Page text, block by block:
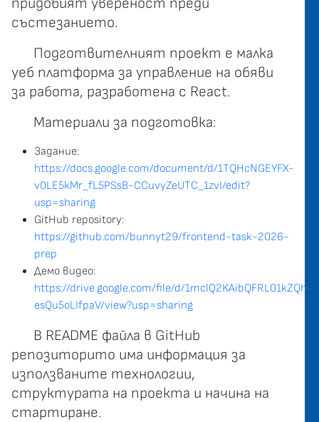
състезанието.
Подготвителният проект е малка
уеб платформа за управление на обяви
за работа, разработена с React.
Материали за подготовка:
Задание:
https://docs.google.com/document/d/1TQHcNGEYFX-
v0LE5kMr_fL5PSsB-CCuvyZeUTC_1zvI/edit?
usp=sharing
GitHub repository:
https://github.com/bunnyt29/frontend-task-2026-
prep
Демо видео:
https://drive.google.com/file/d/1mclQ2KAibQFRL01kZQh-
esQu5oLIfpaV/view?usp=sharing
В README файла в GitHub
репозиторито има информация за
използваните технологии,
структурата на проекта и начина на
стартиране.